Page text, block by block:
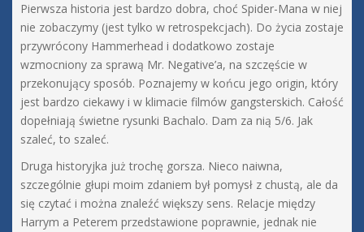
Pierwsza historia jest bardzo dobra, choć Spider-Mana w niej
nie zobaczymy (jest tylko w retrospekcjach). Do życia zostaje
przywrócony Hammerhead i dodatkowo zostaje
wzmocniony za sprawą Mr. Negative’a, na szczęście w
przekonujący sposób. Poznajemy w końcu jego origin, który
jest bardzo ciekawy i w klimacie filmów gangsterskich. Całość
dopełniają świetne rysunki Bachalo. Dam za nią 5/6. Jak
szaleć, to szaleć.
Druga historyjka już trochę gorsza. Nieco naiwna,
szczególnie głupi moim zdaniem był pomysł z chustą, ale da
się czytać i można znaleźć większy sens. Relacje między
Harrym a Peterem przedstawione poprawnie, jednak nie